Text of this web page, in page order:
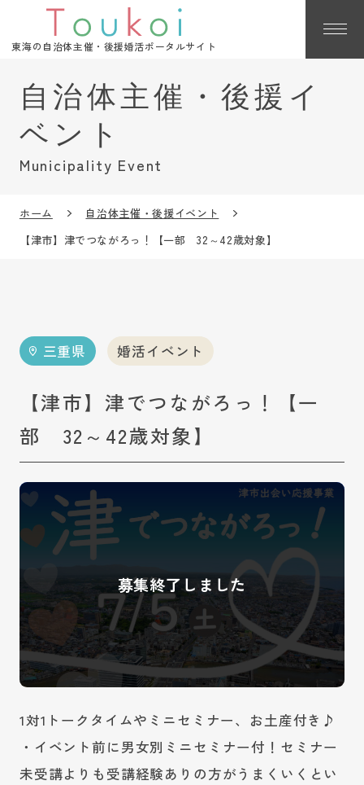
東海の自治体主催・後援婚活ポータルサイト
Municipality Event
ホーム
自治体主催・後援イベント
【津市】津でつながろっ！【一部 32～42歳対象】
三重県 婚活イベント
【津市】津でつながろっ！【一
部 32～42歳対象】
1対1トークタイムやミニセミナー、お土産付き♪
・イベント前に男女別ミニセミナー付！セミナー
未受講よりも受講経験ありの方がうまくいくとい